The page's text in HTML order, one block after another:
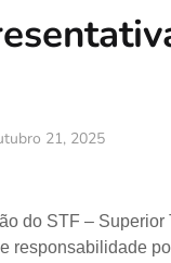
21, 2025
do STF –
responsabilidade